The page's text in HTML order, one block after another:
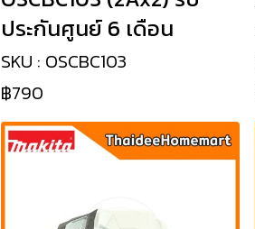
ประกันศูนย์ 6 เดือน
SKU : OSCBC103
฿790